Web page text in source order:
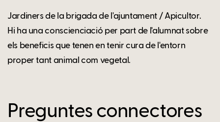
Jardiners de la brigada de l'ajuntament / Apicultor.
Hi ha una conscienciació per part de l'alumnat sobre
els beneficis que tenen en tenir cura de l'entorn
proper tant animal com vegetal.
Preguntes connectores